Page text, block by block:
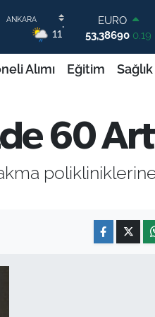
11°
STERLİN
61,60380 0.18
G.ALTIN
6862,09000 0.19
79.591,74
-1.82
DOLAR
Alımı Eğitim Sağlık
60